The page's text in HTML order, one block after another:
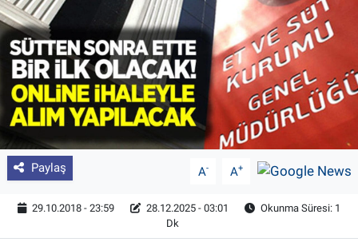
Paylaş A- A+
29.10.2018 - 23:59 28.12.2025 - 03:01
Okunma Süresi: 1
Dk
Dünyada Tarım
Üretici Birlikleri
Şeker ve Şekerli Mamüller
Tahıllar ve Baklagiller